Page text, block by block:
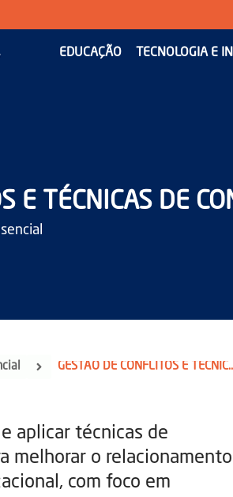
EDUCAÇÃO TECNOLOGIA E
E TÉCNICAS DE
GESTÃO DE CONFLITOS E
aplicar técnicas de
melhorar o relacionamento
com foco em